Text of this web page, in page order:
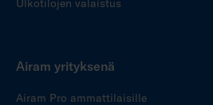
Ulkotilojen valaistus
Airam yrityksenä
Airam Pro ammattilaisille